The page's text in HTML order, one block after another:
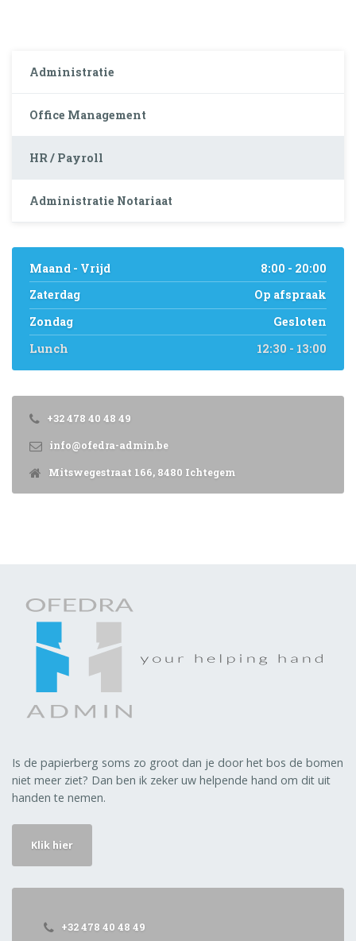
Administratie
Office Management
HR / Payroll
Administratie Notariaat
Maand - Vrijd
8:00 - 20:00
Zaterdag
Op afspraak
Zondag
Gesloten
Lunch
12:30 - 13:00
+32 478 40 48 49
info@ofedra-admin.be
Mitswegestraat 166, 8480 Ichtegem
Is de papierberg soms zo groot dan je door het bos de bomen
niet meer ziet? Dan ben ik zeker uw helpende hand om dit uit
handen te nemen.
Klik hier
+32 478 40 48 49